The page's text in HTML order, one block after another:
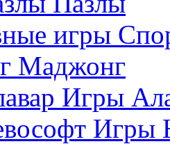
Маджонг
Игры
Игры